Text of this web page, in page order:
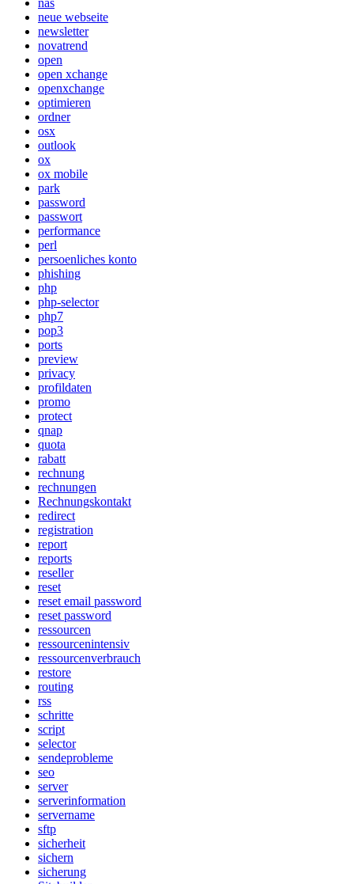
nas
neue webseite
newsletter
novatrend
open
open xchange
openxchange
optimieren
ordner
osx
outlook
ox
ox mobile
park
password
passwort
performance
perl
persoenliches konto
phishing
php
php-selector
php7
pop3
ports
preview
privacy
profildaten
promo
protect
qnap
quota
rabatt
rechnung
rechnungen
Rechnungskontakt
redirect
registration
report
reports
reseller
reset
reset email password
reset password
ressourcen
ressourcenintensiv
ressourcenverbrauch
restore
routing
rss
schritte
script
selector
sendeprobleme
seo
server
serverinformation
servername
sftp
sicherheit
sichern
sicherung